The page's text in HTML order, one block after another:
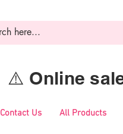
⚠️ Online
Contact Us All Products